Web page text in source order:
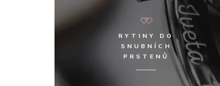
RYTINY DO
SNUBNÍCH
PRSTENŮ